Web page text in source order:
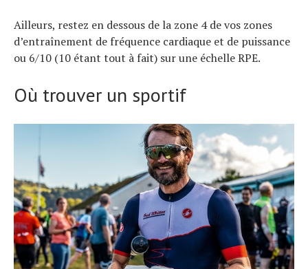
Ailleurs, restez en dessous de la zone 4 de vos zones
d’entraînement de fréquence cardiaque et de puissance
ou 6/10 (10 étant tout à fait) sur une échelle RPE.
Où trouver un sportif